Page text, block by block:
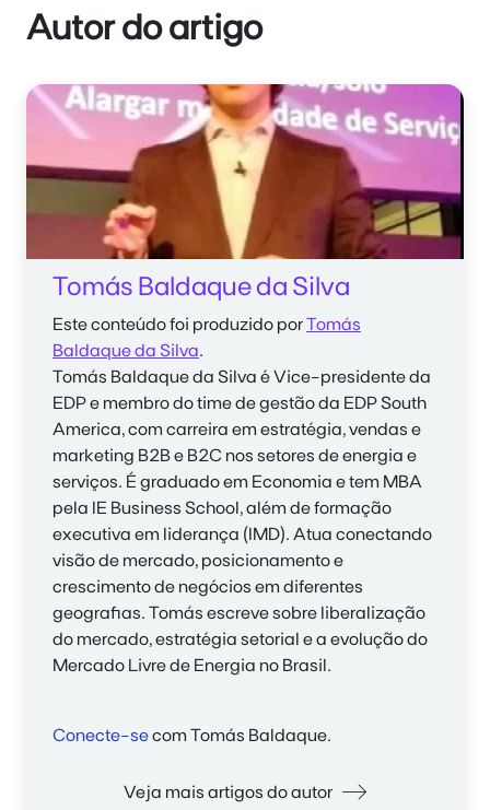
Autor do artigo
Tomás Baldaque da Silva
Este conteúdo foi produzido porTomás
Baldaque da Silva.
Tomás Baldaque da Silva é Vice-presidente da
EDP e membro do time de gestão da EDP South
America, com carreira em estratégia, vendas e
marketing B2B e B2C nos setores de energia e
serviços. É graduado em Economia e tem MBA
pela IE Business School, além de formação
executiva em liderança (IMD). Atua conectando
visão de mercado, posicionamento e
crescimento de negócios em diferentes
geografias. Tomás escreve sobre liberalização
do mercado, estratégia setorial e a evolução do
Mercado Livre de Energia no Brasil.
Conecte-secom Tomás Baldaque.
Veja mais artigos do autor